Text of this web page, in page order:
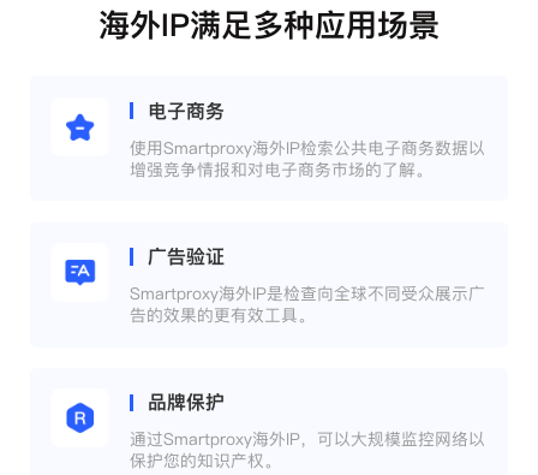
海外IP满足多种应用场景
电子商务
使用Smartproxy海外IP检索公共电子商务数据以
增强竞争情报和对电子商务市场的了解。
广告验证
Smartproxy海外IP是检查向全球不同受众展示广
告的效果的更有效工具。
品牌保护
通过Smartproxy海外IP，可以大规模监控网络以
保护您的知识产权。